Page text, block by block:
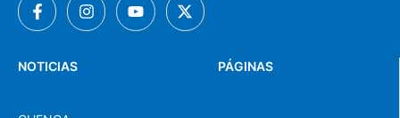
PÁGINAS
NOTICIAS